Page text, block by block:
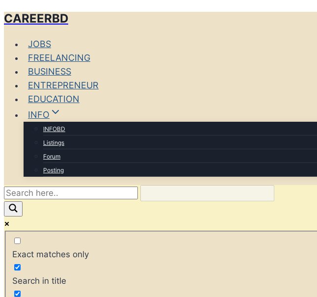
Skip
content
CAREERBD
JOBS
FREELANCING
BUSINESS
ENTREPRENEUR
EDUCATION
INFO
INFOBD
Listings
Forum
Posting
Exact matches only
Search in title